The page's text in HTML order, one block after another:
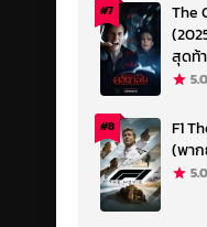
#7
The
สุดท้
5.0
#8
F1
(พาก
5.0